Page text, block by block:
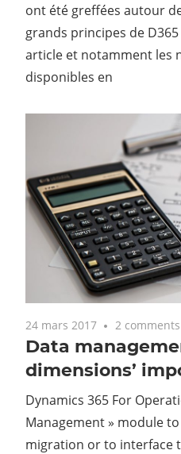
ont été greffées autour de
grands principes de
article et notamment les
disponibles en
24 mars 2017 2 comments
Data
dimensions’
Dynamics 365 For
Management » module
migration or to interface